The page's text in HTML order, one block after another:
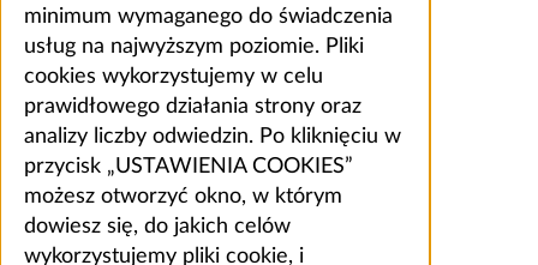
minimum wymaganego do świadczenia
usług na najwyższym poziomie. Pliki
cookies wykorzystujemy w celu
prawidłowego działania strony oraz
analizy liczby odwiedzin. Po kliknięciu w
przycisk „USTAWIENIA COOKIES”
możesz otworzyć okno, w którym
dowiesz się, do jakich celów
wykorzystujemy pliki cookie, i